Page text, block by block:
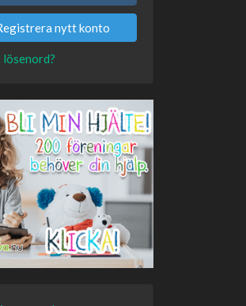
nytt konto
lösenord?